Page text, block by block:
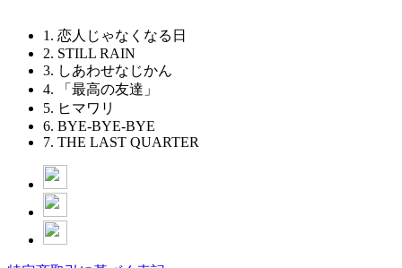
1. 恋人じゃなくなる日
2. STILL RAIN
3. しあわせなじかん
4. 「最高の友達」
5. ヒマワリ
6. BYE-BYE-BYE
7. THE LAST QUARTER